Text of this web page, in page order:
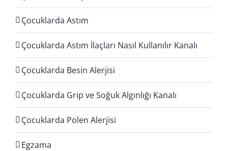
Çocuklarda Astım
Çocuklarda Astım İlaçları Nasıl Kullanılır Kanalı
Çocuklarda Besin Alerjisi
Çocuklarda Grip ve Soğuk Algınlığı Kanalı
Çocuklarda Polen Alerjisi
Egzama